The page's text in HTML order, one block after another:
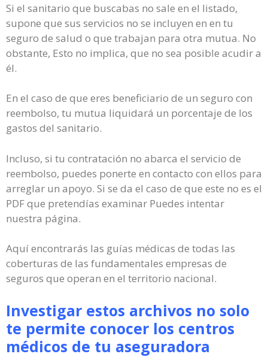
Si el sanitario que buscabas no sale en el listado,
supone que sus servicios no se incluyen en en tu
seguro de salud o que trabajan para otra mutua. No
obstante, Esto no implica, que no sea posible acudir a
él.
En el caso de que eres beneficiario de un seguro con
reembolso, tu mutua liquidará un porcentaje de los
gastos del sanitario.
Incluso, si tu contratación no abarca el servicio de
reembolso, puedes ponerte en contacto con ellos para
arreglar un apoyo. Si se da el caso de que este no es el
PDF que pretendías examinar Puedes intentar
nuestra página.
Aquí encontrarás las guías médicas de todas las
coberturas de las fundamentales empresas de
seguros que operan en el territorio nacional.
Investigar estos archivos no solo
te permite conocer los centros
médicos de tu aseguradora